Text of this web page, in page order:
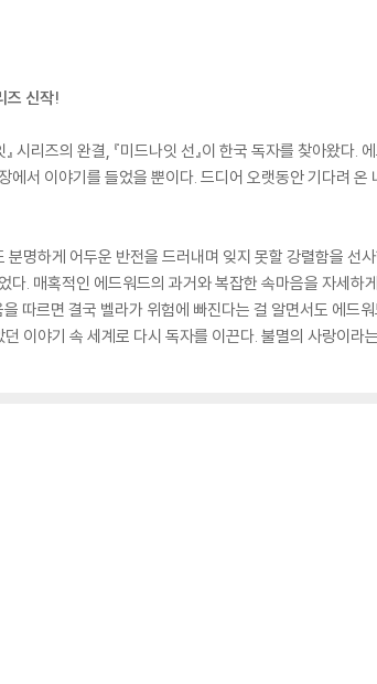
즈 신작!
시리즈의 완결, 『미드나잇 선』이 한국 독자를 찾아왔다.
서 이야기를 들었을 뿐이다. 드디어 오랫동안 기다려 온
명하게 어두운 반전을 드러내며 잊지 못할 강렬함을 선
. 매혹적인 에드워드의 과거와 복잡한 속마음을 자세하
따르면 결국 벨라가 위험에 빠진다는 걸 알면서도 에드
이야기 속 세계로 다시 독자를 이끈다. 불멸의 사랑이